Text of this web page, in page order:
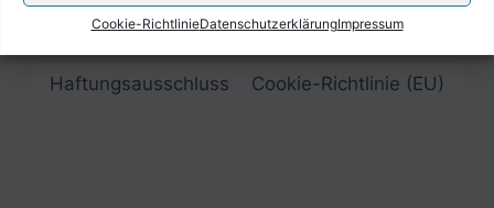
Cookie-RichtlinieDatenschutzerklärungImpressum
Haftungsausschluss
Cookie-Richtlinie (EU)